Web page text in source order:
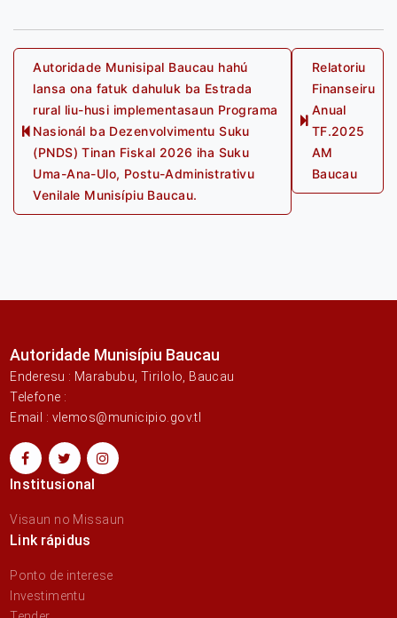
Post
navigation
Previous
post:
Autoridade Munisipal Baucau hahú
lansa ona fatuk dahuluk ba Estrada
rural liu-husi implementasaun Programa
Nasionál ba Dezenvolvimentu Suku
(PNDS) Tinan Fiskal 2026 iha Suku
Uma-Ana-Ulo, Postu-Administrativu
Venilale Munisípiu Baucau.
Next
Relatoriu
Finanseiru
Anual
TF.2025
AM
Baucau
Autoridade Munisípiu Baucau
Enderesu : Marabubu, Tirilolo, Baucau
Telefone :
Email : vlemos@municipio.gov.tl
Institusional
Visaun no Missaun
Link rápidus
Ponto de interese
Investimentu